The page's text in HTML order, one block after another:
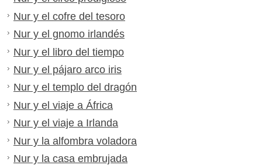
Nur y el cofre del tesoro
Nur y el gnomo irlandés
Nur y el libro del tiempo
Nur y el pájaro arco iris
Nur y el templo del dragón
Nur y el viaje a África
Nur y el viaje a Irlanda
Nur y la alfombra voladora
Nur y la casa embrujada